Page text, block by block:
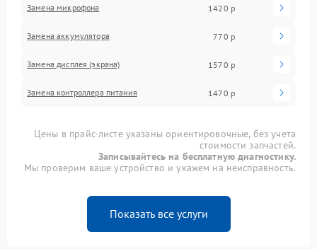
Замена микрофона 1420 р
Замена аккумулятора 770 р
Замена дисплея (экрана) 1570 р
Замена контроллера питания 1470 р
Цены в прайс-листе указаны ориентировочные, без учета
стоимости запчастей.
Записывайтесь на бесплатную диагностику.
Мы проверим ваше устройство и укажем на неисправность.
Показать все услуги